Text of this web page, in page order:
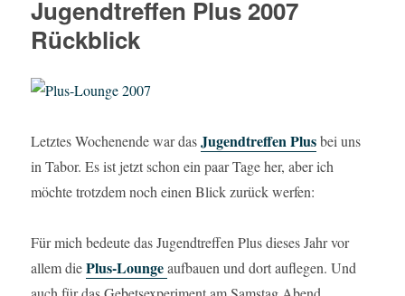
Jugendtreffen Plus 2007
Rückblick
Letztes Wochenende war dasJugendtreffen Plus bei uns
in Tabor. Es ist jetzt schon ein paar Tage her, aber ich
möchte trotzdem noch einen Blick zurück werfen:
Für mich bedeute das Jugendtreffen Plus dieses Jahr vor
allem diePlus-Loungeaufbauen und dort auflegen. Und